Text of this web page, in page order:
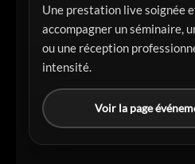
Une prestation live soignée
accompagner un séminaire,
ou une réception
intensité.
Voir la page